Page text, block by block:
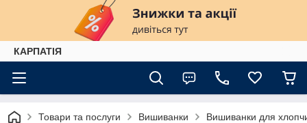
КАРПАТІЯ
Товари та послуги Вишиванки Вишиванки для